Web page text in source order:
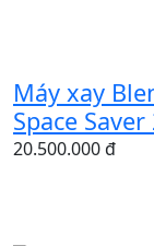
Máy xay
Space Saver
20.500.000 đ